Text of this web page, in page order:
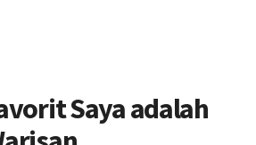
Saya adalah